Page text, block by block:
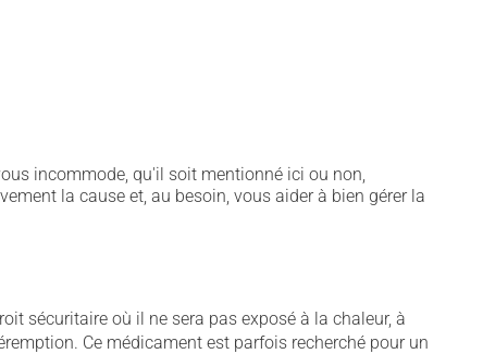
incommode, qu'il soit mentionné ici ou non,
la cause et, au besoin, vous aider à bien gérer la
sécuritaire où il ne sera pas exposé à la chaleur, à
Ce médicament est parfois recherché pour un